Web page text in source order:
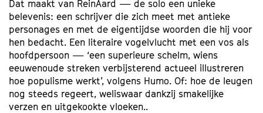
Dat maakt van ReinAard — de solo een unieke
belevenis: een schrijver die zich meet met antieke
personages en met de eigentijdse woorden die hij voor
hen bedacht. Een literaire vogelvlucht met een vos als
hoofdpersoon — ‘een superieure schelm, wiens
eeuwenoude streken verbijsterend actueel illustreren
hoe populisme werkt’, volgens Humo. Of: hoe de leugen
nog steeds regeert, weliswaar dankzij smakelijke
verzen en uitgekookte vloeken..